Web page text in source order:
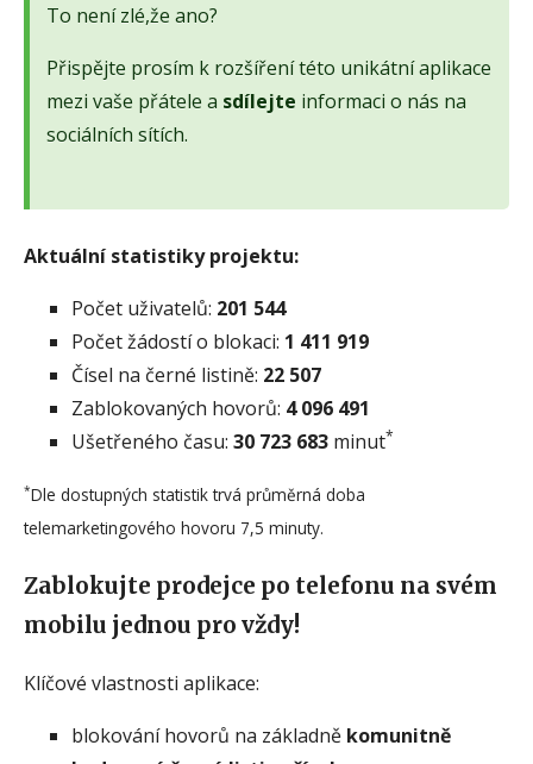
To není zlé,že ano?
Přispějte prosím k rozšíření této unikátní aplikace
mezi vaše přátele a sdílejte informaci o nás na
sociálních sítích.
Aktuální statistiky projektu:
Počet uživatelů: 201 544
Počet žádostí o blokaci: 1 411 919
Čísel na černé listině: 22 507
Zablokovaných hovorů: 4 096 491
Ušetřeného času: 30 723 683 minut*
*Dle dostupných statistik trvá průměrná doba
telemarketingového hovoru 7,5 minuty.
Zablokujte prodejce po telefonu na svém
mobilu jednou pro vždy!
Klíčové vlastnosti aplikace:
blokování hovorů na základně komunitně